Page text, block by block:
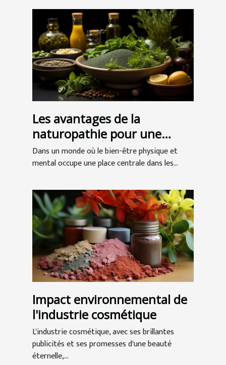
Les avantages de la
naturopathie pour une
meilleure santé globale
Dans un monde où le bien-être physique et
mental occupe une place centrale dans les...
Impact environnemental de
l'industrie cosmétique
L'industrie cosmétique, avec ses brillantes
publicités et ses promesses d'une beauté
éternelle,...